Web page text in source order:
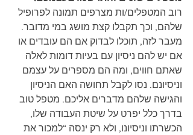
רוב המטפלים/ות מצרפים תמונה לפרופיל
שלהם, וכך תקבלו קצת מושג במי מדובר.
מעבר לזה, תוכלו לבדוק אם הם עובדים או
אם יש להם ניסיון עם בעיות דומות לאלה
שאתם חווים, ומה הם מספרים על עצמם
וניסיונם. נסו לקבל תחושה האם הניסיון
והגישה שלהם מדברים אליכם. מטפל טוב
בדרך כלל יפרט על שיטת העבודה שלו,
הכשרתו וניסיונו, ולא רק ינסה “למכור את